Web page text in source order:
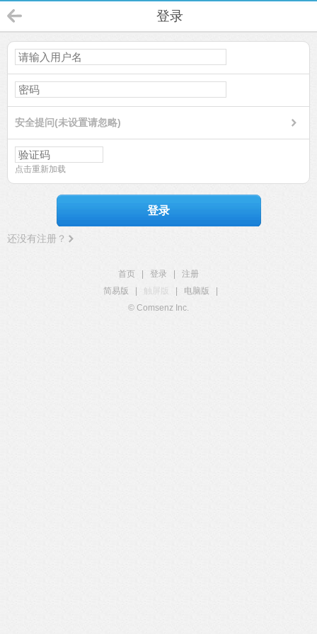
登录
安全提问(未设置请忽略)
点击重新加载
登录
还没有注册？
首页 登录
注册
简易版
触屏版 电脑版
© Comsenz Inc.